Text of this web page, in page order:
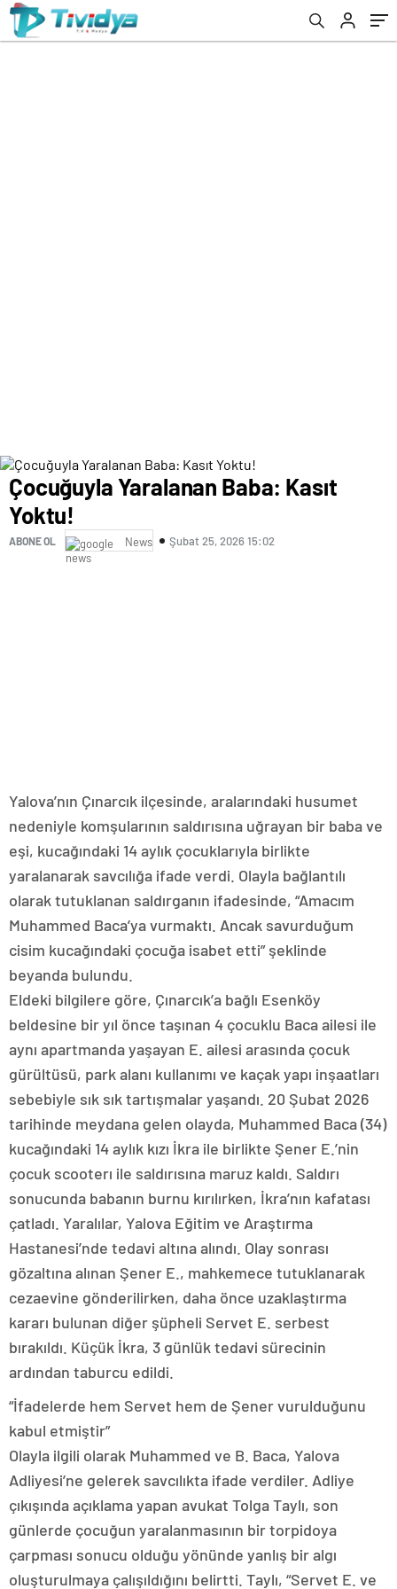
evden
eve
nakliyat
Çocuğuyla Yaralanan Baba: Kasıt
Yoktu!
ABONE OL News Şubat 25, 2026 15:02
Yalova’nın Çınarcık ilçesinde, aralarındaki husumet
nedeniyle komşularının saldırısına uğrayan bir baba ve
eşi, kucağındaki 14 aylık çocuklarıyla birlikte
yaralanarak savcılığa ifade verdi. Olayla bağlantılı
olarak tutuklanan saldırganın ifadesinde, “Amacım
Muhammed Baca’ya vurmaktı. Ancak savurduğum
cisim kucağındaki çocuğa isabet etti” şeklinde
beyanda bulundu.
Eldeki bilgilere göre, Çınarcık’a bağlı Esenköy
beldesine bir yıl önce taşınan 4 çocuklu Baca ailesi ile
aynı apartmanda yaşayan E. ailesi arasında çocuk
gürültüsü, park alanı kullanımı ve kaçak yapı inşaatları
sebebiyle sık sık tartışmalar yaşandı. 20 Şubat 2026
tarihinde meydana gelen olayda, Muhammed Baca (34)
kucağındaki 14 aylık kızı İkra ile birlikte Şener E.’nin
çocuk scooterı ile saldırısına maruz kaldı. Saldırı
sonucunda babanın burnu kırılırken, İkra’nın kafatası
çatladı. Yaralılar, Yalova Eğitim ve Araştırma
Hastanesi’nde tedavi altına alındı. Olay sonrası
gözaltına alınan Şener E., mahkemece tutuklanarak
cezaevine gönderilirken, daha önce uzaklaştırma
kararı bulunan diğer şüpheli Servet E. serbest
bırakıldı. Küçük İkra, 3 günlük tedavi sürecinin
ardından taburcu edildi.
“İfadelerde hem Servet hem de Şener vurulduğunu
kabul etmiştir”
Olayla ilgili olarak Muhammed ve B. Baca, Yalova
Adliyesi’ne gelerek savcılıkta ifade verdiler. Adliye
çıkışında açıklama yapan avukat Tolga Taylı, son
günlerde çocuğun yaralanmasının bir torpidoya
çarpması sonucu olduğu yönünde yanlış bir algı
oluşturulmaya çalışıldığını belirtti. Taylı, “Servet E. ve